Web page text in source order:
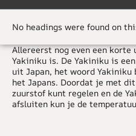
No headings were found on
Allereerst nog even een
Yakiniku is. De Yakiniku is
uit Japan, het woord Yakiniku
het Japans. Doordat je met
zuurstof kunt regelen en de
afsluiten kun je de